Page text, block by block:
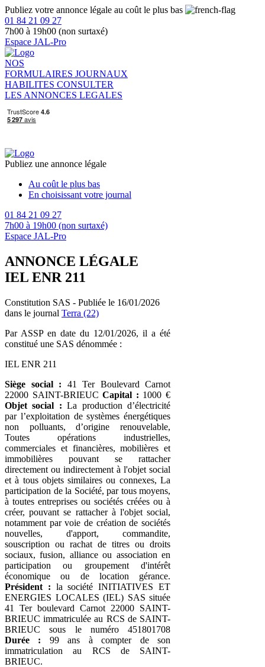
Publiez votre annonce légale au coût le plus bas
01 84 21 09 27
7h00 à 19h00 (non surtaxé)
Espace JAL-Pro
NOS
FORMULAIRES JOURNAUX
HABILITES CONSULTER
LES ANNONCES LEGALES
Publiez une annonce légale
Au coût le plus bas
En choisissant votre journal
01 84 21 09 27
7h00 à 19h00 (non surtaxé)
Espace JAL-Pro
ANNONCE LÉGALE
IEL ENR 211
Constitution SAS - Publiée le 16/01/2026
dans le journal Terra (22)
Par ASSP en date du 12/01/2026, il a été
constitué une SAS dénommée :
IEL ENR 211
Siège social : 41 Ter Boulevard Carnot
22000 SAINT-BRIEUCCapital : 1000 €
Objet social : La production d’électricité
par l’exploitation de systèmes énergétiques
non polluants, d’origine renouvelable,
Toutes opérations industrielles,
commerciales et financières, mobilières et
immobilières pouvant se rattacher
directement ou indirectement à l'objet social
et à tous objets similaires ou connexes, La
participation de la Société, par tous moyens,
à toutes entreprises ou sociétés créées ou à
créer, pouvant se rattacher à l'objet social,
notamment par voie de création de sociétés
nouvelles, d'apport, commandite,
souscription ou rachat de titres ou droits
sociaux, fusion, alliance ou association en
participation ou groupement d'intérêt
économique ou de location gérance.
Président : la société INITIATIVES ET
ENERGIES LOCALES (IEL) SAS située
41 Ter boulevard Carnot 22000 SAINT-
BRIEUC immatriculée au RCS de SAINT-
BRIEUC sous le numéro 451801708
Durée : 99 ans à compter de son
immatriculation au RCS de SAINT-
BRIEUC.